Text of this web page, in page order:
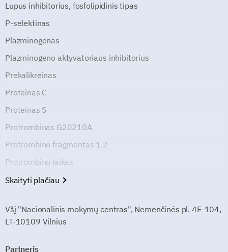
Lupus inhibitorius, fosfolipidinis tipas
P-selektinas
Plazminogenas
Plazminogeno aktyvatoriaus inhibitorius
Prekalikreinas
Proteinas C
Proteinas S
Protrombinas G20210A
Protrombino fragmentas 1.2
Protrombino laikas
Skaityti plačiau
Všį "Nacionalinis mokymų centras", Nemenčinės pl. 4E-104,
LT-10109 Vilnius
Partneris